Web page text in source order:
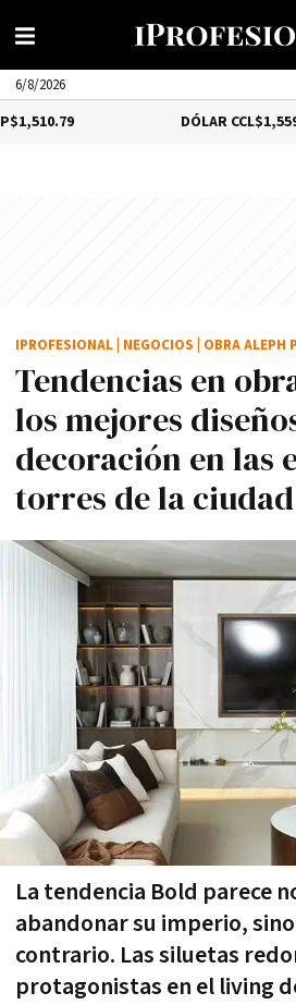
6/8/2026
$1,559.41
Tendencias en
los mejores
decoración en las
torres de la ciudad
La tendencia Bold parece
abandonar su imperio,
contrario. Las siluetas
protagonistas en el living
IPROFESIONAL NEGOCIOS OBRA ALEPH